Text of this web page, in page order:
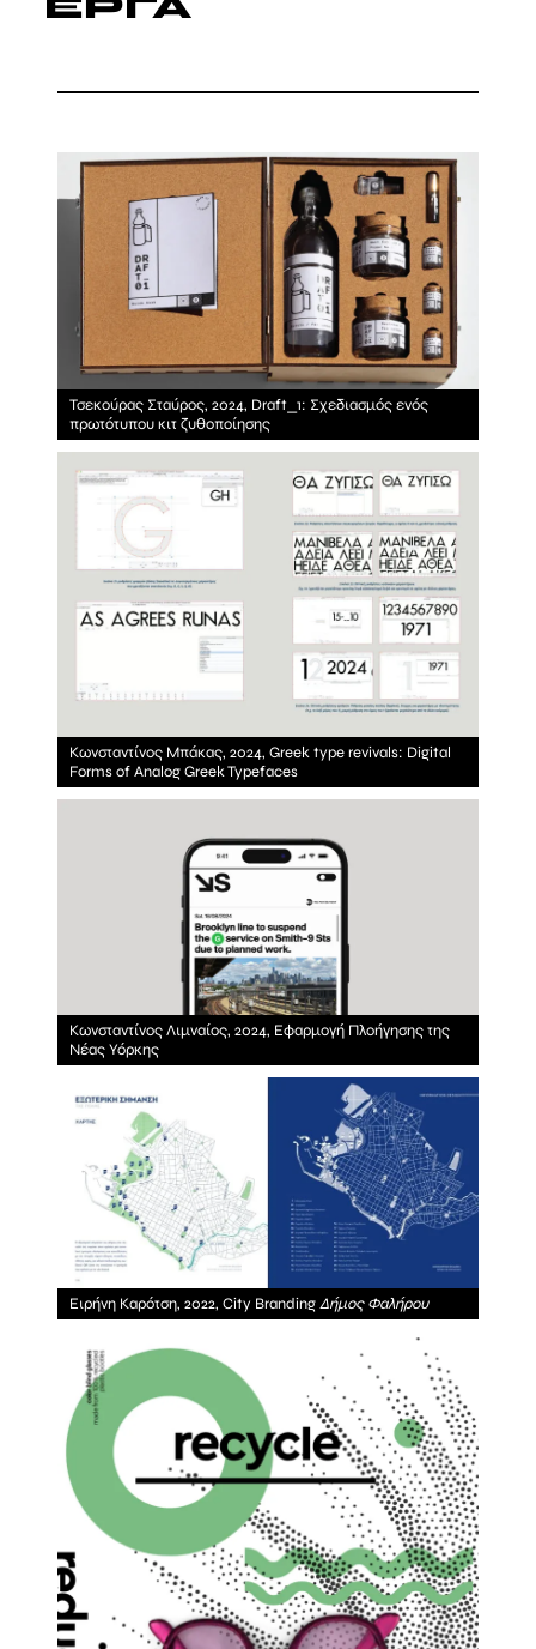
Τσεκούρας Σταύρος, 2024, Draft_1: Σχεδιασμός ενός
πρωτότυπου κιτ ζυθοποίησης
Κωνσταντίνος Μπάκας, 2024, Greek type revivals: Digital
Forms of Analog Greek Typefaces
Κωνσταντίνος Λιμναίος, 2024, Εφαρμογή Πλοήγησης της
Νέας Υόρκης
Ειρήνη Καρότση, 2022, City BrandingΔήμος Φαλήρου